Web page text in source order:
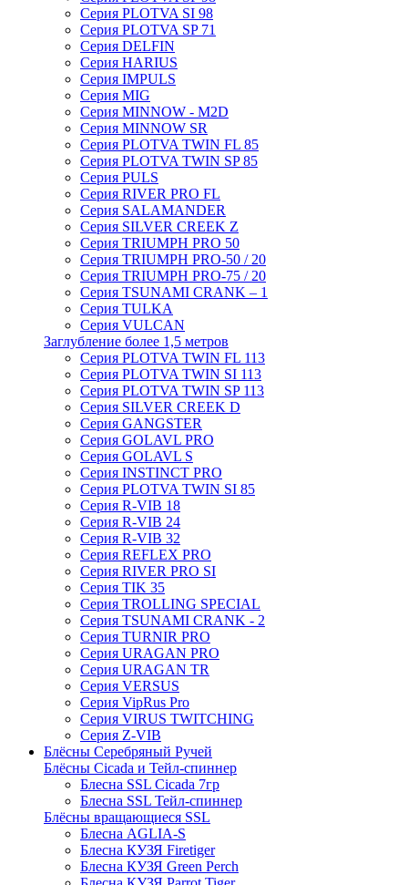
Серия PLOTVA SI 98
Серия PLOTVA SP 71
Серия DELFIN
Серия HARIUS
Серия IMPULS
Серия MIG
Серия MINNOW - M2D
Серия MINNOW SR
Серия PLOTVA TWIN FL 85
Серия PLOTVA TWIN SP 85
Серия PULS
Серия RIVER PRO FL
Серия SALAMANDER
Серия SILVER CREEK Z
Серия TRIUMPH PRO 50
Серия TRIUMPH PRO-50 / 20
Серия TRIUMPH PRO-75 / 20
Серия TSUNAMI CRANK – 1
Серия TULKA
Серия VULCAN
Заглубление более 1,5 метров
Серия PLOTVA TWIN FL 113
Серия PLOTVA TWIN SI 113
Серия PLOTVA TWIN SP 113
Серия SILVER CREEK D
Серия GANGSTER
Серия GOLAVL PRO
Серия GOLAVL S
Серия INSTINCT PRO
Серия PLOTVA TWIN SI 85
Серия R-VIB 18
Серия R-VIB 24
Серия R-VIB 32
Серия REFLEX PRO
Серия RIVER PRO SI
Серия TIK 35
Серия TROLLING SPECIAL
Серия TSUNAMI CRANK - 2
Серия TURNIR PRO
Серия URAGAN PRO
Серия URAGAN TR
Серия VERSUS
Серия VipRus Pro
Серия VIRUS TWITCHING
Серия Z-VIB
Блёсны Серебряный Ручей
Блёсны Cicada и Тейл-спиннер
Блесна SSL Cicada 7гр
Блесна SSL Тейл-спиннер
Блёсны вращающиеся SSL
Блесна AGLIA-S
Блесна КУЗЯ Firetiger
Блесна КУЗЯ Green Perch